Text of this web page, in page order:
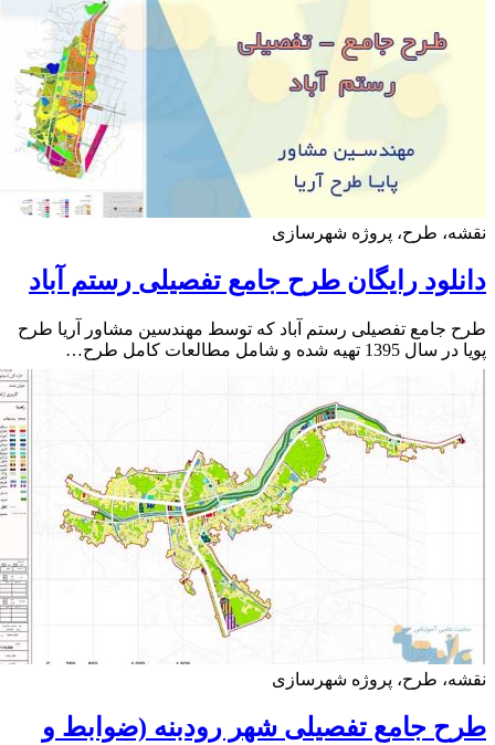
طرح، پروژه شهرسازی
رایگان طرح جامع تفصیلی رستم آباد
جامع تفصیلی رستم آباد که توسط مهندسین مشاور آریا طرح
شده و شامل مطالعات کامل طرح…
طرح، پروژه شهرسازی
جامع تفصیلی شهر رودبنه (ضوابط و